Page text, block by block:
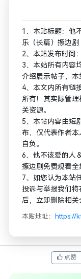
1、本贴标题：他
乐（长篇）擦边剧
2、本贴发布时间
3、本站所有内容
介绍展示帖子，本
4、本文内所有链
所有！其实际管
关资源。
5、本帖内容由短
布，仅代表作者
自负。
6、他不该爱的人
擦边剧免费观看
7、如您认为本站
投诉与举报我们
后，立即删除相关
本贴地址： https://
点赞